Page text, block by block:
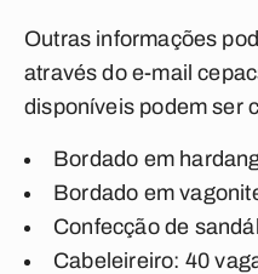
Outras informações
através do e-mail
disponíveis podem ser
Bordado em
Bordado em
Confecção de
Cabeleireiro: 40